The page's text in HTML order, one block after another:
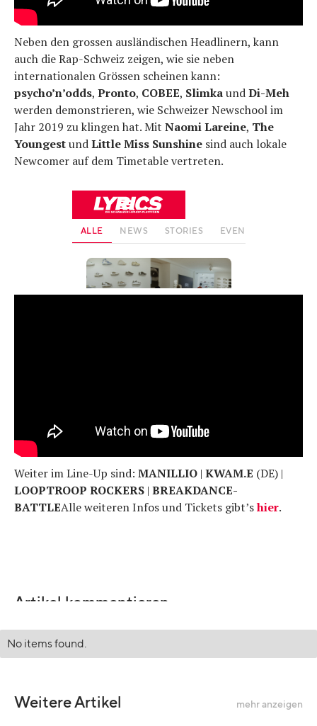
Neben den grossen ausländischen Headlinern, kann
auch die Rap-Schweiz zeigen, wie sie neben
internationalen Grössen scheinen kann:
psycho’n’odds, Pronto, COBEE, SlimkaundDi-Meh
werden demonstrieren, wie Schweizer Newschool im
Jahr 2019 zu klingen hat. Mit Naomi Lareine, The
YoungestundLittle Miss Sunshine sind auch lokale
Newcomer auf dem Timetable vertreten.
Weiter im Line-Up sind: MANILLIO | KWAM.E (DE) |
LOOPTROOP ROCKERS | BREAKDANCE-
BATTLEAlle weiteren Infos und Tickets gibt’shier.
Artikel kommentieren
No items found.
Weitere Artikel mehr anzeigen